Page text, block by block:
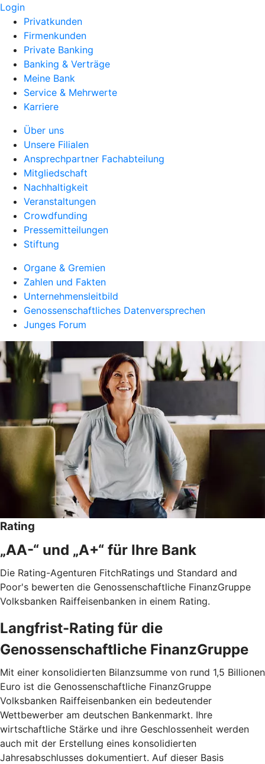
Login
Privatkunden
Firmenkunden
Private Banking
Banking & Verträge
Meine Bank
Service & Mehrwerte
Karriere
Über uns
Unsere Filialen
Ansprechpartner Fachabteilung
Mitgliedschaft
Nachhaltigkeit
Veranstaltungen
Crowdfunding
Pressemitteilungen
Stiftung
Organe & Gremien
Zahlen und Fakten
Unternehmensleitbild
Genossenschaftliches Datenversprechen
Junges Forum
Rating
„AA-“ und „A+“ für Ihre Bank
Die Rating-Agenturen FitchRatings und Standard and
Poor's bewerten die Genossenschaftliche FinanzGruppe
Volksbanken Raiffeisenbanken in einem Rating.
Langfrist-Rating für die
Genossenschaftliche FinanzGruppe
Mit einer konsolidierten Bilanzsumme von rund 1,5 Billionen
Euro ist die Genossenschaftliche FinanzGruppe
Volksbanken Raiffeisenbanken ein bedeutender
Wettbewerber am deutschen Bankenmarkt. Ihre
wirtschaftliche Stärke und ihre Geschlossenheit werden
auch mit der Erstellung eines konsolidierten
Jahresabschlusses dokumentiert. Auf dieser Basis